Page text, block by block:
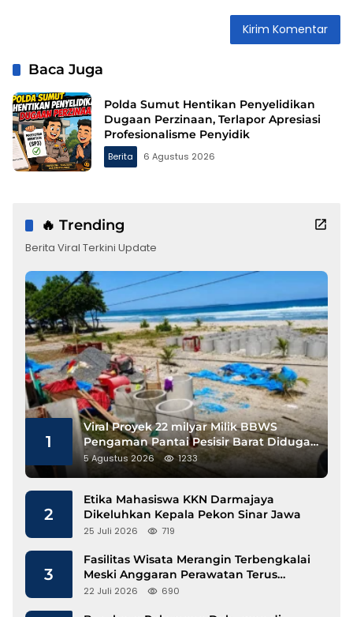
Baca Juga
Polda Sumut Hentikan Penyelidikan
Dugaan Perzinaan, Terlapor Apresiasi
Profesionalisme Penyidik
Berita 6 Agustus 2026
🔥 Trending
Berita Viral Terkini Update
1
Viral Proyek 22 milyar Milik BBWS
Pengaman Pantai Pesisir Barat Diduga
Gunakan Besi Banci
5 Agustus 2026 1233
2
Etika Mahasiswa KKN Darmajaya
Dikeluhkan Kepala Pekon Sinar Jawa
25 Juli 2026 719
3
Fasilitas Wisata Merangin Terbengkalai
Meski Anggaran Perawatan Terus
Mengalir
22 Juli 2026 690